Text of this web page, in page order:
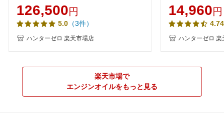
20/SP/GF-6A] AQ3 100％化学合成油
VHVI 自動車用エンジンオイル【法人限
定】
126,500円
5.0 （3件）
ハンターゼロ 楽天市場店
動車用エンジン
ロ
14,960円
4.74
ハンターゼロ 楽
楽天市場で
エンジンオイルをもっと見る